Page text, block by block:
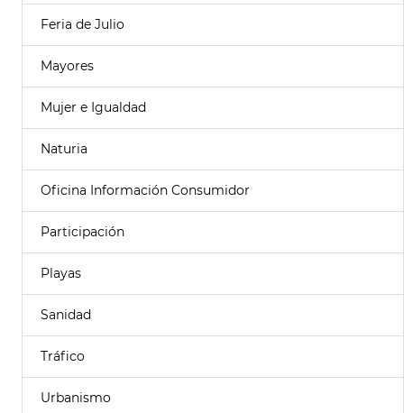
Feria de Julio
Mayores
Mujer e Igualdad
Naturia
Oficina Información Consumidor
Participación
Playas
Sanidad
Tráfico
Urbanismo